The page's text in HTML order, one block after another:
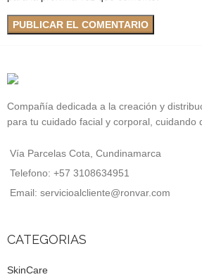
Compañía dedicada a la creación y
para tu cuidado facial y corporal, cuidando
Vía Parcelas Cota, Cundinamarca
Telefono: +57 3108634951
Email: servicioalcliente@ronvar.com
CATEGORIAS
SkinCare